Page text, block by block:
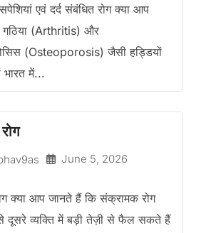
एवं दर्द संबंधित रोग क्या आप
गठिया (Arthritis) और
(Osteoporosis) जैसी हड्डियों
भारत में...
June 5, 2026
क्या आप जानते हैं कि संक्रामक रोग
दूसरे व्यक्ति में बड़ी तेज़ी से फैल सकते हैं